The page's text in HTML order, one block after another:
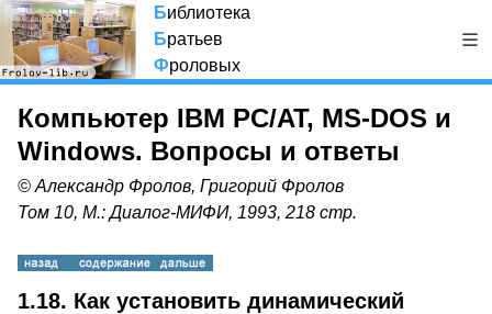
Библиотека
Братьев
Фроловых
Компьютер IBM PC/AT, MS-DOS и
Windows. Вопросы и ответы
© Александр Фролов, Григорий Фролов
Том 10, М.: Диалог-МИФИ, 1993, 218 стр.
1.18. Как установить динамический